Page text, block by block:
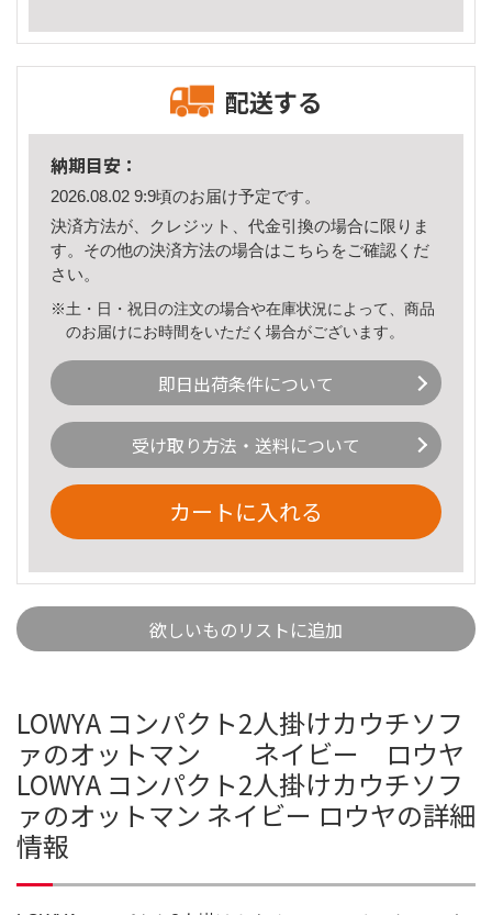
配送する
納期目安：
2026.08.02 9:9頃のお届け予定です。
決済方法が、クレジット、代金引換の場合に限りま
す。その他の決済方法の場合はこちら をご確認くだ
さい。
※土・日・祝日の注文の場合や在庫状況によって、商品
のお届けにお時間をいただく場合がございます。
即日出荷条件について
受け取り方法・送料について
カートに入れる
欲しいものリストに追加
LOWYA コンパクト2人掛けカウチソフ
ァのオットマン ネイビー ロウヤ
LOWYA コンパクト2人掛けカウチソフ
ァのオットマン ネイビー ロウヤの詳細
情報